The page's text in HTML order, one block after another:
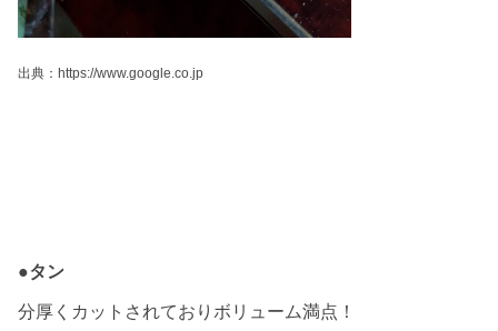
出典：https://www.google.co.jp
●タン
分厚くカットされておりボリューム満点！